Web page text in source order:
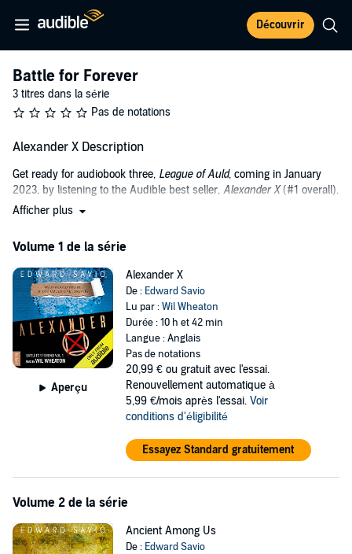
Découvrir
Battle for Forever
3 titres dans la série
Pas de notations
Alexander X Description
Get ready for audiobook three, League of Auld, coming in January
2023, by listening to the Audible best seller, Alexander X(#1 overall).
Alexander Grant is a little too good at a few too many things. Two
sports, forging excused absences, you name it. He graduated high
Not that he wants to go unnoticed. It’s just safer that way.
So for the last several decades, Alexander has been forced to move
from town to small town to even smaller town—he just bought his
651st house—in an effort to live a painfully quiet life. But when a
mysterious cabal attempts to kidnap him and kill his friends,
Alexander must use all his skills and centuries of training to outwit
the most dangerous man alive, the mastermind of a plot that would
change the world forever.
us on an epic journey toward a future few of us will survive, rising
from a past we never knew existed.
Afficher plus
Volume 1 de la série
Aperçu
Alexander X
De : Edward Savio
Lu par :Wil Wheaton
Durée : 10 h et 42 min
Langue : Anglais
Pas de notations
20,99 € ou gratuit avec l'essai.
Renouvellement automatique à
5,99 €/mois après l'essai. Voir
conditions d'éligibilité
Essayez Standard gratuitement
Volume 2 de la série
Ancient Among Us
De : Edward Savio